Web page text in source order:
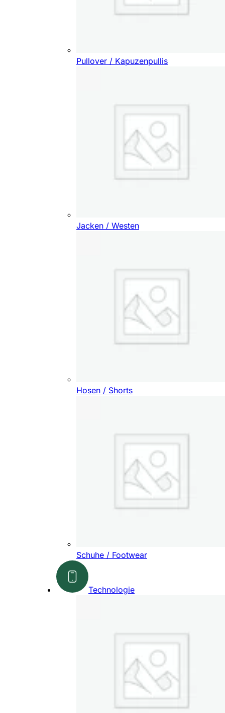
Pullover / Kapuzenpullis
Jacken / Westen
Hosen / Shorts
Schuhe / Footwear
Technologie